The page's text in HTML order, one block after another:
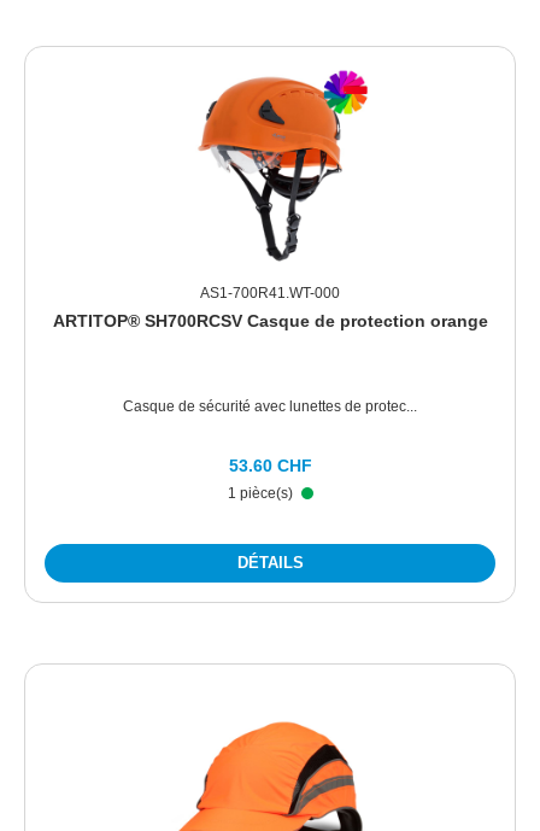
AS1-700R41.WT-000
ARTITOP® SH700RCSV Casque de protection orange
Casque de sécurité avec lunettes de protec...
1 pièce(s)
53.60 CHF
DÉTAILS